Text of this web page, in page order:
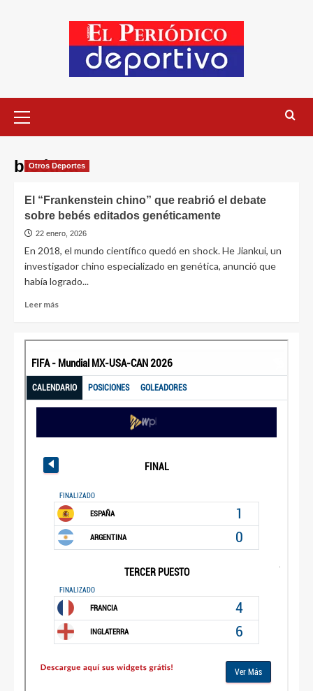
bioética
Otros Deportes
El “Frankenstein chino” que reabrió el debate
sobre bebés editados genéticamente
22 enero, 2026
En 2018, el mundo científico quedó en shock. He Jiankui, un
investigador chino especializado en genética, anunció que
había logrado...
Leer más